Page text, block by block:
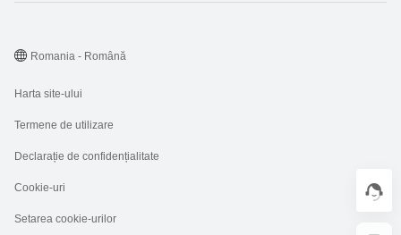
Harta site-ului
Termene de utilizare
Declarație de confidențialitate
Cookie-uri
Setarea cookie-urilor
Romania - Română